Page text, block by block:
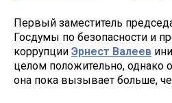
Первый заместитель
Госдумы по безопасности и
коррупции Эрнест Валеев
целом положительно, однако
она пока вызывает больше,